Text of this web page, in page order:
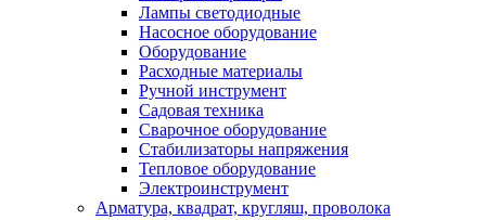
Лампы светодиодные
Насосное оборудование
Оборудование
Расходные материалы
Ручной инструмент
Садовая техника
Сварочное оборудование
Стабилизаторы напряжения
Тепловое оборудование
Электроинструмент
Арматура, квадрат, кругляш, проволока